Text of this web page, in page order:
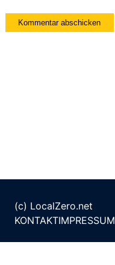
(c) LocalZero.net
KONTAKTIMPRESSUM